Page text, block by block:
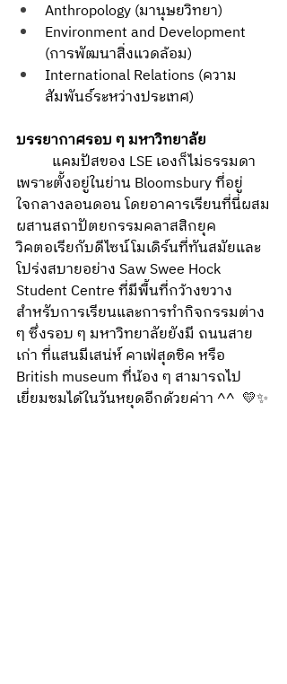
Anthropology (มานุษยวิทยา)
Environment and Development
(การพัฒนาสิ่งแวดล้อม)
International Relations (ความ
สัมพันธ์ระหว่างประเทศ)
บรรยากาศรอบ ๆ มหาวิทยาลัย
เพราะตั้งอยู่ในย่าน Bloomsbury ที่อยู่
ใจกลางลอนดอน โดยอาคารเรียนที่นี่ผสม
ผสานสถาปัตยกรรมคลาสสิกยุค
วิคตอเรียกับดีไซน์โมเดิร์นที่ทันสมัยและ
โปร่งสบายอย่าง Saw Swee Hock
Student Centre ที่มีพื้นที่กว้างขวาง
สำหรับการเรียนและการทำกิจกรรมต่าง
ๆ ซึ่งรอบ ๆ มหาวิทยาลัยยังมี ถนนสาย
เก่า ที่แสนมีเสน่ห์ คาเฟ่สุดชิค หรือ
British museum ที่น้อง ๆ สามารถไป
เยี่ยมชมได้ในวันหยุดอีกด้วยค่าา ^^  💛✨